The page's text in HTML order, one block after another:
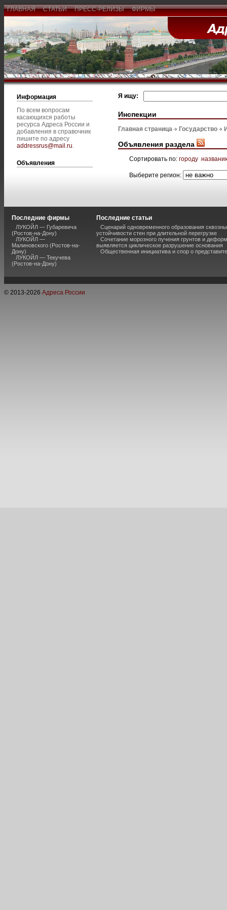
ГЛАВНАЯ СТАТЬИ ПРЕСС-РЕЛИЗЫ ФИРМЫ
Информация
По всем вопросам
касающихся работы
ресурса Адреса России и
добавления в справочник
пишите по адресу
addressrus@mail.ru.
Объявления
Я ищу:
Инспекции
Главная страница Государство
Объявления раздела
Сортировать по: городу
Выберите регион:
Последние фирмы
ЛУКОЙЛ — Губаревича
(Ростов-на-Дону)
ЛУКОЙЛ —
Малиновского (Ростов-на-
Дону)
ЛУКОЙЛ — Текучева
(Ростов-на-Дону)
Последние статьи
Сценарий одновременного образования
устойчивости стен при длительной перегрузке
Сочетание морозного пучения грунтов и
выявляется циклическое разрушение основания
Общественная инициатива и спор о
© 2013-2026 Адреса России